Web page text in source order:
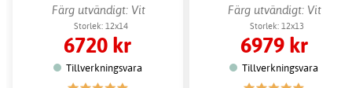
Färg utvändigt: Vit
Storlek: 12x14
6720 kr
Tillverkningsvara
Färg utvändigt: Vit
Storlek: 12x13
6979 kr
Tillverkningsvara